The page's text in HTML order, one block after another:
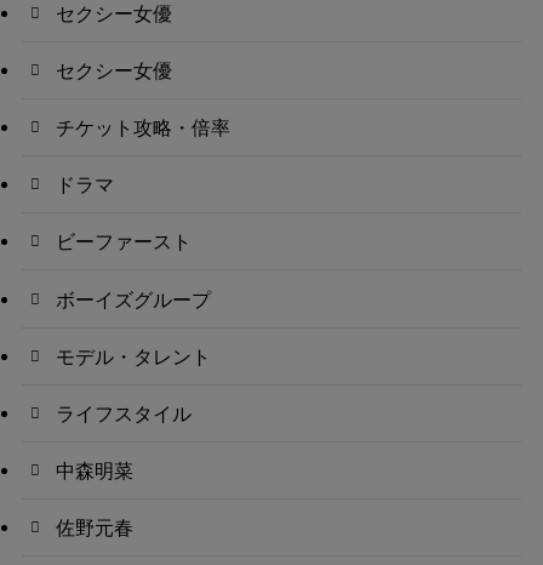
セクシー女優
セクシー女優
チケット攻略・倍率
ドラマ
ビーファースト
ボーイズグループ
モデル・タレント
ライフスタイル
中森明菜
佐野元春